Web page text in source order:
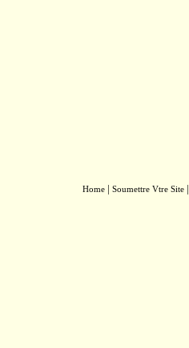
Home| Soumettre Vtre Site|